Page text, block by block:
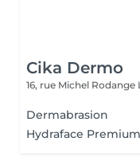
Cika Dermo
16, rue Michel Rodange
Dermabrasion
Hydraface